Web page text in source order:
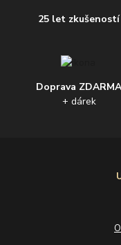
25 let zkušeností
Doprava
+ dárek